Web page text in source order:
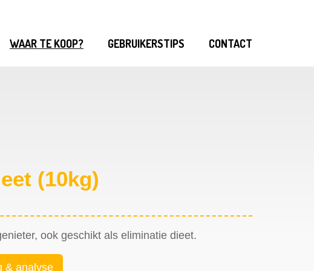
WAAR TE KOOP? GEBRUIKERSTIPS CONTACT
(10kg)
ook geschikt als eliminatie dieet.
& analyse